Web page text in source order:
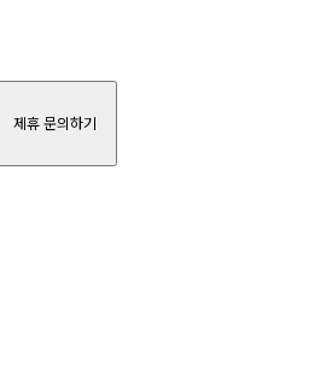
제휴 문의하기